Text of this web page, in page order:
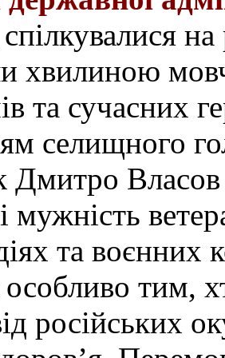
на
хвилиною
та сучасних
селищного
Дмитро Власов
і мужність
та воєнних
особливо тим,
російських